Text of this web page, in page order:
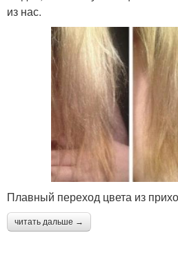
из нас.
Плавный переход цвета из
читать дальше →